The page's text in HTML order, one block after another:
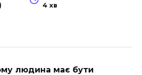
4 хв
людина має бути